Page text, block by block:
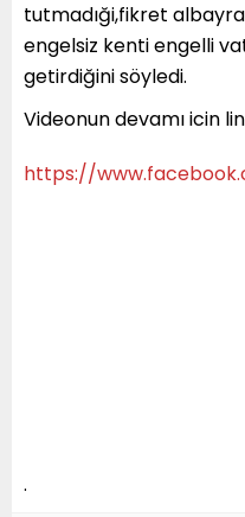
tutmadıği,fikret
engelsiz kenti engelli
getirdiğini söyledi.
Videonun devamı icin
https://
.